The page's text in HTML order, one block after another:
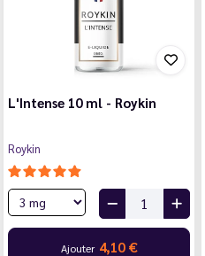
L'Intense 10 ml - Roykin
Roykin
Ajouter 4,10 €